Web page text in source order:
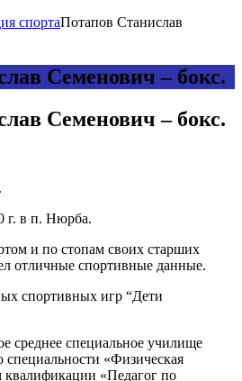
спортаПотапов Станислав
Семенович – бокс.
Семенович – бокс.
г. в п. Нюрба.
и по стопам своих старших
отличные спортивные данные.
спортивных игр “Дети
среднее специальное училище
специальности «Физическая
квалификации «Педагог по